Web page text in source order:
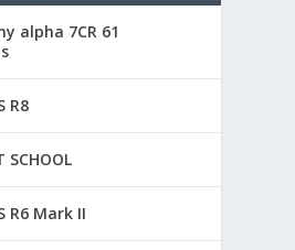
alpha 7CR 61
R8
SCHOOL
R6 Mark II